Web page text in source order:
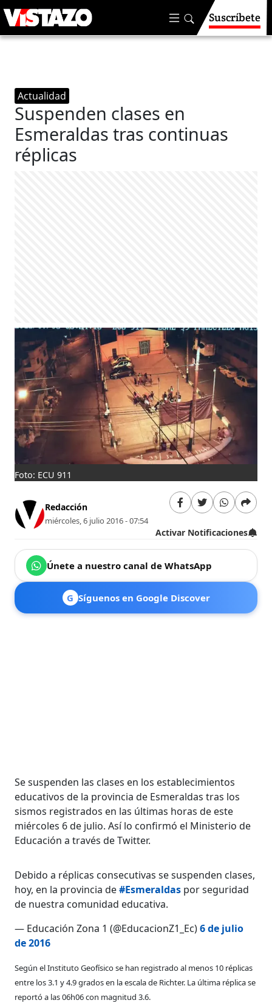
Suscríbete
Actualidad
Suspenden clases en
Esmeraldas tras continuas
réplicas
Foto: ECU 911
Redacción
miércoles, 6 julio 2016 - 07:54
Activar Notificaciones
Únete a nuestro canal de WhatsApp
G Síguenos en Google Discover
Se suspenden las clases en los establecimientos
educativos de la provincia de Esmeraldas tras los
sismos registrados en las últimas horas de este
miércoles 6 de julio. Así lo confirmó el Ministerio de
Educación a través de Twitter.
Debido a réplicas consecutivas se suspenden clases,
hoy, en la provincia de#Esmeraldas por seguridad
de nuestra comunidad educativa.
— Educación Zona 1 (@EducacionZ1_Ec)6 de julio
de 2016
Según el Instituto Geofísico se han registrado al menos 10 réplicas
entre los 3.1 y 4.9 grados en la escala de Richter. La última réplica se
reportó a las 06h06 con magnitud 3.6.